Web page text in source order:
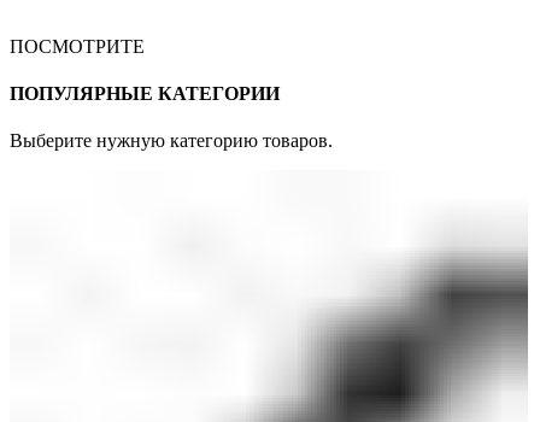
ПОСМОТРИТЕ
ПОПУЛЯРНЫЕ КАТЕГОРИИ
Выберите нужную категорию товаров.